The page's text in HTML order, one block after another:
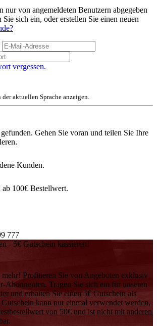
nur von angemeldeten Benutzern abgegeben
sich ein, oder erstellen Sie einen neuen
vergessen.
aktuellen Sprache anzeigen.
Gehen Sie voran und teilen Sie Ihre
Kunden.
ab 100€ Bestellwert.
777
- 5€ Gutschein kassieren!
mehr! Profitieren Sie von Angeboten exklusiv
Abonnenten. Tragen Sie sich ein für unseren
und erhalten Sie einen 5€ Gutschein als
kann nur einmal verwendet werden,
von 50€ und ist nicht mit anderen